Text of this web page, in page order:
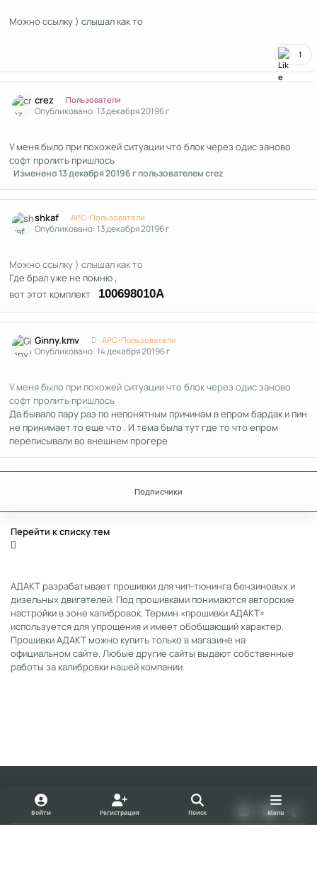
Можно ссылку ) слышал как то
1
crez Пользователи
Опубликовано:13 декабря 20196 г
У меня было при похожей ситуации что блок через одис заново
софт пролить пришлось
Изменено13 декабря 20196 гпользователем crez
shkaf APC-Пользователи
Опубликовано:13 декабря 20196 г
Можно ссылку ) слышал как то
Где брал уже не помню ,
вот этот комплект
100698010A
Ginny.kmv APC-Пользователи
Опубликовано:14 декабря 20196 г
У меня было при похожей ситуации что блок через одис заново
софт пролить пришлось
Да бывало пару раз по непонятным причинам в епром бардак и пин
не принимает то еще что . И тема была тут где то что епром
переписывали во внешнем прогере
Подписчики
Перейти к списку тем
АДАКТ разрабатывает прошивки для чип-тюнинга бензиновых и
дизельных двигателей. Под прошивками понимаются авторские
настройки в зоне калибровок. Термин «прошивки АДАКТ»
используется для упрощения и имеет обобщающий характер.
Прошивки АДАКТ можно купить только в магазине на
официальном сайте. Любые другие сайты выдают собственные
работы за калибровки нашей компании.
Light ModeDark ModeSystem Preference
k
o
t
u
Войти Регистрация Поиск Menu